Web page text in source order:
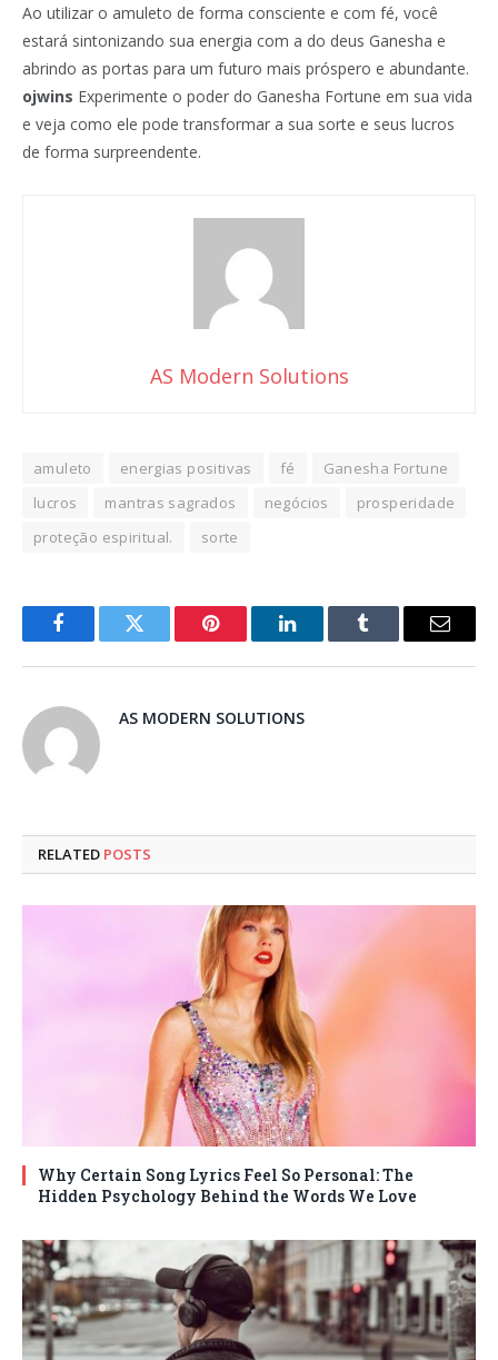
Ao utilizar o amuleto de forma consciente e com fé, você
estará sintonizando sua energia com a do deus Ganesha e
abrindo as portas para um futuro mais próspero e abundante.
ojwins Experimente o poder do Ganesha Fortune em sua vida
e veja como ele pode transformar a sua sorte e seus lucros
de forma surpreendente.
AS Modern Solutions
amuleto energias positivas fé
Ganesha Fortune
lucros
mantras sagrados negócios
prosperidade
proteção espiritual.
sorte
FacebookTwitter Pinterest LinkedInTumblr Email
AS MODERN SOLUTIONS
RELATED POSTS
Why Certain Song Lyrics Feel So Personal: The
Hidden Psychology Behind the Words We Love